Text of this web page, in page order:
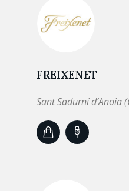
FREIXENET
Sant Sadurní d’Anoia